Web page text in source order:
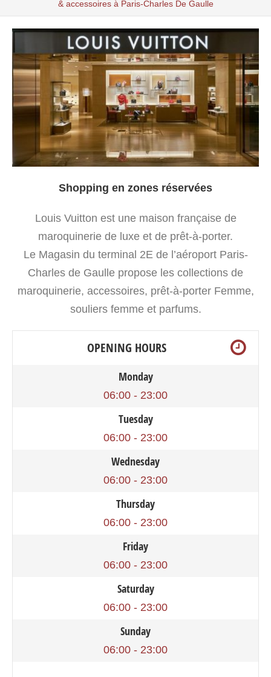
& accessoires à Paris-Charles De Gaulle
Shopping en zones réservées
Louis Vuitton est une maison française de
maroquinerie de luxe et de prêt-à-porter.
Le Magasin du terminal 2E de l’aéroport Paris-
Charles de Gaulle propose les collections de
maroquinerie, accessoires, prêt-à-porter Femme,
souliers femme et parfums.
OPENING HOURS
Monday
06:00 - 23:00
Tuesday
06:00 - 23:00
Wednesday
06:00 - 23:00
Thursday
06:00 - 23:00
Friday
06:00 - 23:00
Saturday
06:00 - 23:00
Sunday
06:00 - 23:00